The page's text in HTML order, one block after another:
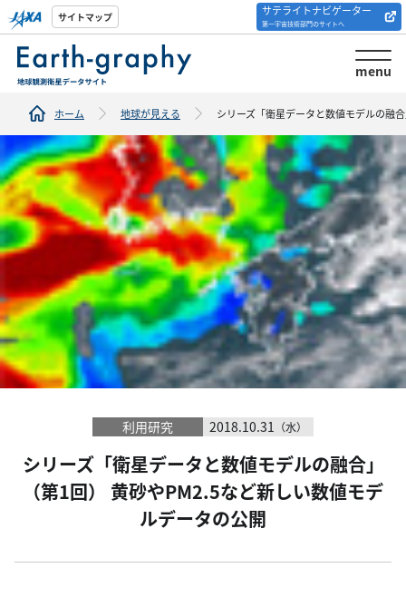
サイトマップ サテライトナビゲーター
第一宇宙技術部門のサイトへ
menu
解析ツール/サイトの
紹介
ホーム 地球が見える シリーズ「衛星データと数値モデルの融
利用研究 2018.10.31 （水）
シリーズ「衛星データと数値モデルの融合」
（第1回） 黄砂やPM2.5など新しい数値モデ
ルデータの公開